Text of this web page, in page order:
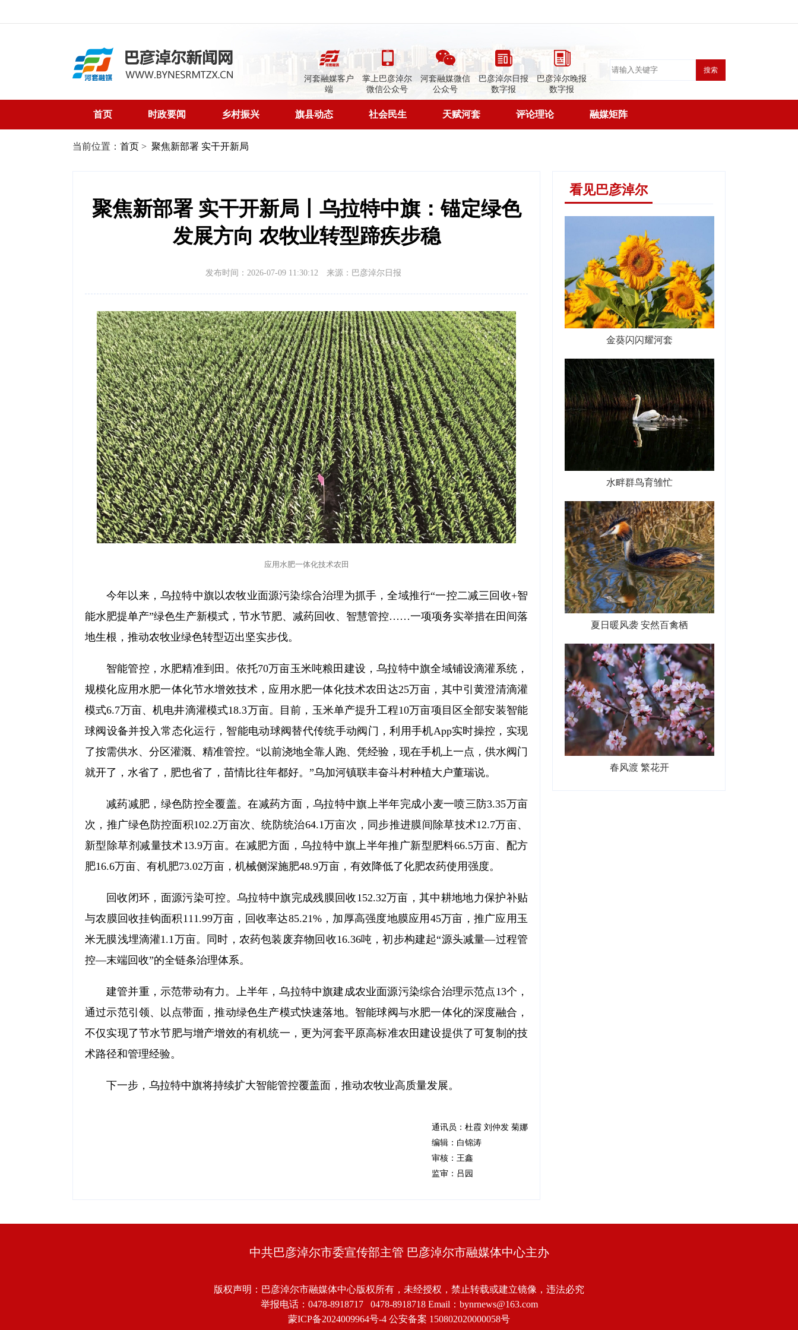
河套融媒客户
端
掌上巴彦淖尔
微信公众号
河套融媒微信
公众号
巴彦淖尔日报
数字报
巴彦淖尔晚报
数字报
搜索
首页 时政要闻 乡村振兴 旗县动态 社会民生 天赋河套 评论理论 融媒矩阵
当前位置： 首页 > 聚焦新部署 实干开新局
聚焦新部署 实干开新局丨乌拉特中旗：锚定绿色
发展方向 农牧业转型蹄疾步稳
发布时间：2026-07-09 11:30:12 来源：巴彦淖尔日报
应用水肥一体化技术农田
今年以来，乌拉特中旗以农牧业面源污染综合治理为抓手，全域推行“一控二减三回收+智
能水肥提单产”绿色生产新模式，节水节肥、减药回收、智慧管控……一项项务实举措在田间落
地生根，推动农牧业绿色转型迈出坚实步伐。
智能管控，水肥精准到田。依托70万亩玉米吨粮田建设，乌拉特中旗全域铺设滴灌系统，
规模化应用水肥一体化节水增效技术，应用水肥一体化技术农田达25万亩，其中引黄澄清滴灌
模式6.7万亩、机电井滴灌模式18.3万亩。目前，玉米单产提升工程10万亩项目区全部安装智能
球阀设备并投入常态化运行，智能电动球阀替代传统手动阀门，利用手机App实时操控，实现
了按需供水、分区灌溉、精准管控。“以前浇地全靠人跑、凭经验，现在手机上一点，供水阀门
就开了，水省了，肥也省了，苗情比往年都好。”乌加河镇联丰奋斗村种植大户董瑞说。
减药减肥，绿色防控全覆盖。在减药方面，乌拉特中旗上半年完成小麦一喷三防3.35万亩
次，推广绿色防控面积102.2万亩次、统防统治64.1万亩次，同步推进膜间除草技术12.7万亩、
新型除草剂减量技术13.9万亩。在减肥方面，乌拉特中旗上半年推广新型肥料66.5万亩、配方
肥16.6万亩、有机肥73.02万亩，机械侧深施肥48.9万亩，有效降低了化肥农药使用强度。
回收闭环，面源污染可控。乌拉特中旗完成残膜回收152.32万亩，其中耕地地力保护补贴
与农膜回收挂钩面积111.99万亩，回收率达85.21%，加厚高强度地膜应用45万亩，推广应用玉
米无膜浅埋滴灌1.1万亩。同时，农药包装废弃物回收16.36吨，初步构建起“源头减量—过程管
控—末端回收”的全链条治理体系。
建管并重，示范带动有力。上半年，乌拉特中旗建成农业面源污染综合治理示范点13个，
通过示范引领、以点带面，推动绿色生产模式快速落地。智能球阀与水肥一体化的深度融合，
不仅实现了节水节肥与增产增效的有机统一，更为河套平原高标准农田建设提供了可复制的技
术路径和管理经验。
下一步，乌拉特中旗将持续扩大智能管控覆盖面，推动农牧业高质量发展。
通讯员：杜霞 刘仲发 菊娜
编辑：白锦涛
审核：王鑫
监审：吕园
看见巴彦淖尔
金葵闪闪耀河套
水畔群鸟育雏忙
夏日暖风袭 安然百禽栖
春风渡 繁花开
中共巴彦淖尔市委宣传部主管 巴彦淖尔市融媒体中心主办
版权声明：巴彦淖尔市融媒体中心版权所有，未经授权，禁止转载或建立镜像，违法必究
举报电话：0478-8918717 0478-8918718 Email：bynrnews@163.com
蒙ICP备2024009964号-4 公安备案 150802020000058号